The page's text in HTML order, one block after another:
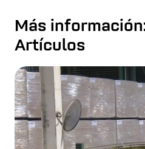
Más
Artículos